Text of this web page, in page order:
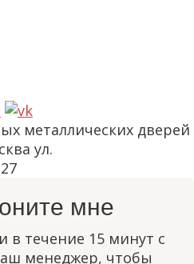
металлических дверей
ул.
мне
в течение 15 минут с
менеджер, чтобы